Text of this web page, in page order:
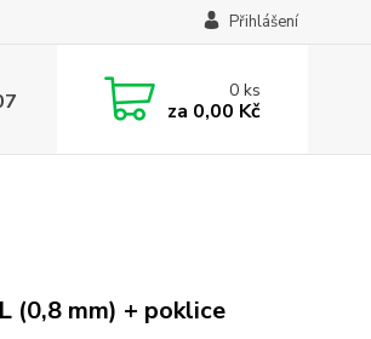
Přihlášení
0ks
za 0,00 Kč
(0,8 mm) + poklice